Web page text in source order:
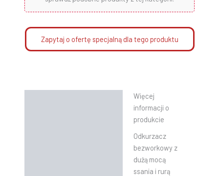
Zapytaj o ofertę specjalną dla tego produktu
Więcej
informacji o
produkcie
Odkurzacz
bezworkowy z
dużą mocą
ssania i rurą